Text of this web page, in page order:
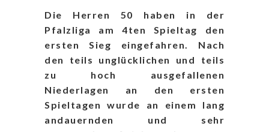
Die Herren 50 haben in der
Pfalzliga am 4ten Spieltag den
ersten Sieg eingefahren. Nach
den teils unglücklichen und teils
zu hoch ausgefallenen
Niederlagen an den ersten
Spieltagen wurde an einem lang
andauernden und sehr